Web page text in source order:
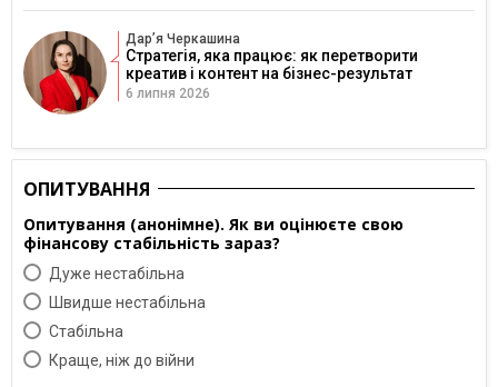
Дарʼя Черкашина
Стратегія, яка працює: як перетворити
креатив і контент на бізнес-результат
6 липня 2026
ОПИТУВАННЯ
Опитування (анонімне). Як ви оцінюєте свою
фінансову стабільність зараз?
Дуже нестабільна
Швидше нестабільна
Cтабільна
Краще, ніж до війни